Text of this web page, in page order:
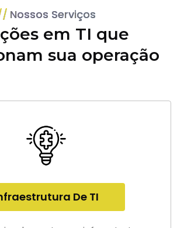
Nossos Serviços
em TI que
sua operação
De TI